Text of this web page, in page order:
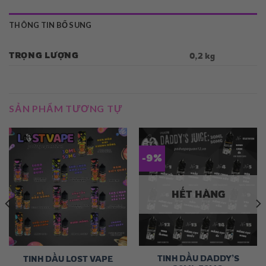
THÔNG TIN BỔ SUNG
TRỌNG LƯỢNG 0,2 kg
SẢN PHẨM TƯƠNG TỰ
TINH DẦU LOST VAPE
-9%
HẾT HÀNG
TINH DẦU DADDY’S